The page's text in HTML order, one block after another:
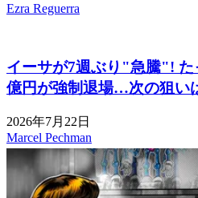
Ezra Reguerra
イーサが7週ぶり"急騰"!
億円が強制退場…次の狙い
2026年7月22日
Marcel Pechman